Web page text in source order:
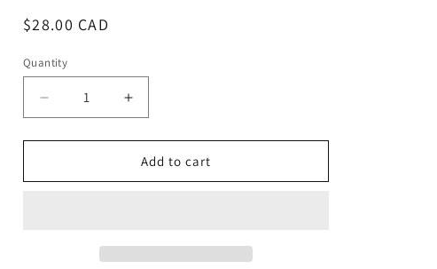
Regular
$28.00 CAD
Quantity
Decrease
quantity
for
visage
Increase
quantity
for
Crème
visage
Add to cart